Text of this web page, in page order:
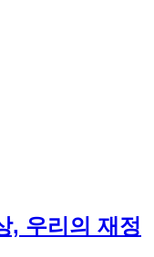
, 우리의 재정